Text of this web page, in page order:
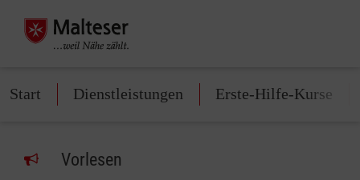
Start Dienstleistungen Erste-Hilfe-Kurse
Vorlesen